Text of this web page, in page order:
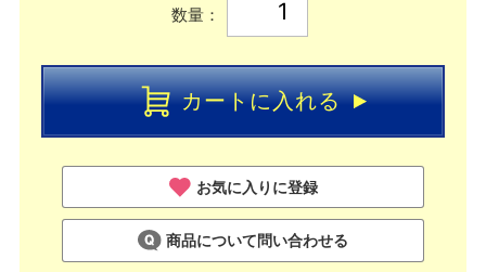
数量：
カートに入れる
お気に入りに登録
商品について問い合わせる